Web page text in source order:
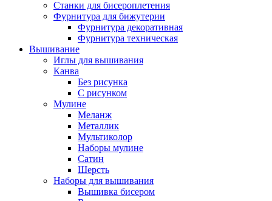
Станки для бисероплетения
Фурнитура для бижутерии
Фурнитура декоративная
Фурнитура техническая
Вышивание
Иглы для вышивания
Канва
Без рисунка
С рисунком
Мулине
Меланж
Металлик
Мультиколор
Наборы мулине
Сатин
Шерсть
Наборы для вышивания
Вышивка бисером